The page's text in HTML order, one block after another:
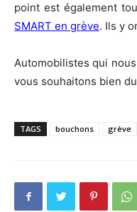
point est également
SMART en grève. Ils y
Automobilistes qui
vous souhaitons bien
TAGS bouchons grève